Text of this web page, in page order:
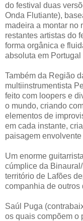
do festival duas
Onda Flutiante),
madeira a montar no
restantes artistas do
forma orgânica e
absoluta em
Também da Região
multiinstrumentista
feito com loopers e
o mundo, criando
elementos de
em cada instante,
paisagem envolvente
Um enorme
cúmplice da
território de Lafões
companhia de
Saúl Puga
os quais compõem o